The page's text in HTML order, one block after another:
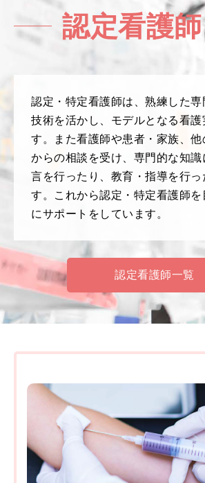
認定看護師
認定・特定看護師は、熟練した
技術を活かし、モデルとなる看護
す。また看護師や患者・家族、
からの相談を受け、専門的な知識
言を行ったり、教育・指導を行っ
す。これから認定・特定看護師を
にサポートをしています。
認定看護師一覧